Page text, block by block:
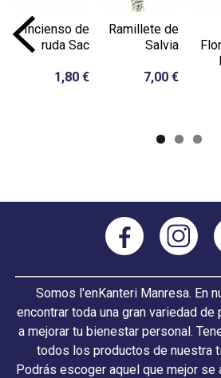
Incienso de
ruda Sac
1,80 €
Ramillete de
Salvia
7,00 €
Somos l'enKanteri Manresa. En
encontrar toda una gran variedad
a mejorar tu bienestar personal.
todos los productos de nuestra
Podrás escoger aquel que mejor se